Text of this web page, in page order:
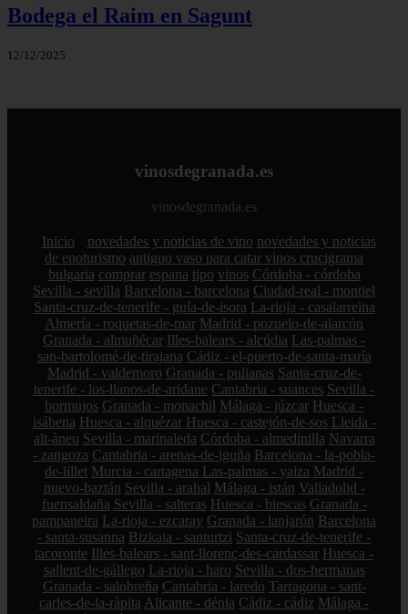
Bodega el Raim en Sagunt
12/12/2025
vinosdegranada.es
vinosdegranada.es
Inicio novedades y noticias de vino novedades y noticias
de enoturismo antiguo vaso para catar vinos crucigrama
bulgaria comprar espana tipo vinos Córdoba - córdoba
Sevilla - sevilla Barcelona - barcelona Ciudad-real - montiel
Santa-cruz-de-tenerife - guía-de-isora La-rioja - casalarreina
Almería - roquetas-de-mar Madrid - pozuelo-de-alarcón
Granada - almuñécar Illes-balears - alcúdia Las-palmas -
san-bartolomé-de-tirajana Cádiz - el-puerto-de-santa-maría
Madrid - valdemoro Granada - pulianas Santa-cruz-de-
tenerife - los-llanos-de-aridane Cantabria - suances Sevilla -
bormujos Granada - monachil Málaga - júzcar Huesca -
isábena Huesca - alquézar Huesca - castejón-de-sos Lleida -
alt-àneu Sevilla - marinaleda Córdoba - almedinilla Navarra
- zangoza Cantabria - arenas-de-iguña Barcelona - la-pobla-
de-lillet Murcia - cartagena Las-palmas - yaiza Madrid -
nuevo-baztán Sevilla - arahal Málaga - istán Valladolid -
fuensaldaña Sevilla - salteras Huesca - biescas Granada -
pampaneira La-rioja - ezcaray Granada - lanjarón Barcelona
- santa-susanna Bizkaia - santurtzi Santa-cruz-de-tenerife -
tacoronte Illes-balears - sant-llorenç-des-cardassar Huesca -
sallent-de-gállego La-rioja - haro Sevilla - dos-hermanas
Granada - salobreña Cantabria - laredo Tarragona - sant-
carles-de-la-ràpita Alicante - dénia Cádiz - cádiz Málaga -